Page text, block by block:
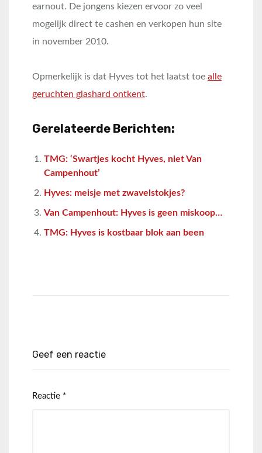
earnout. De jongens kiezen ervoor zo veel
mogelijk direct te cashen en verkopen hun site
in november 2010.
Opmerkelijk is dat Hyves tot het laatst toe alle
geruchten glashard ontkent.
Gerelateerde Berichten:
TMG: ‘Swartjes kocht Hyves, niet Van
Campenhout’
Hyves: meisje met zwavelstokjes?
Van Campenhout: Hyves is geen miskoop…
TMG: Hyves is kostbaar blok aan been
Geef een reactie
Reactie *